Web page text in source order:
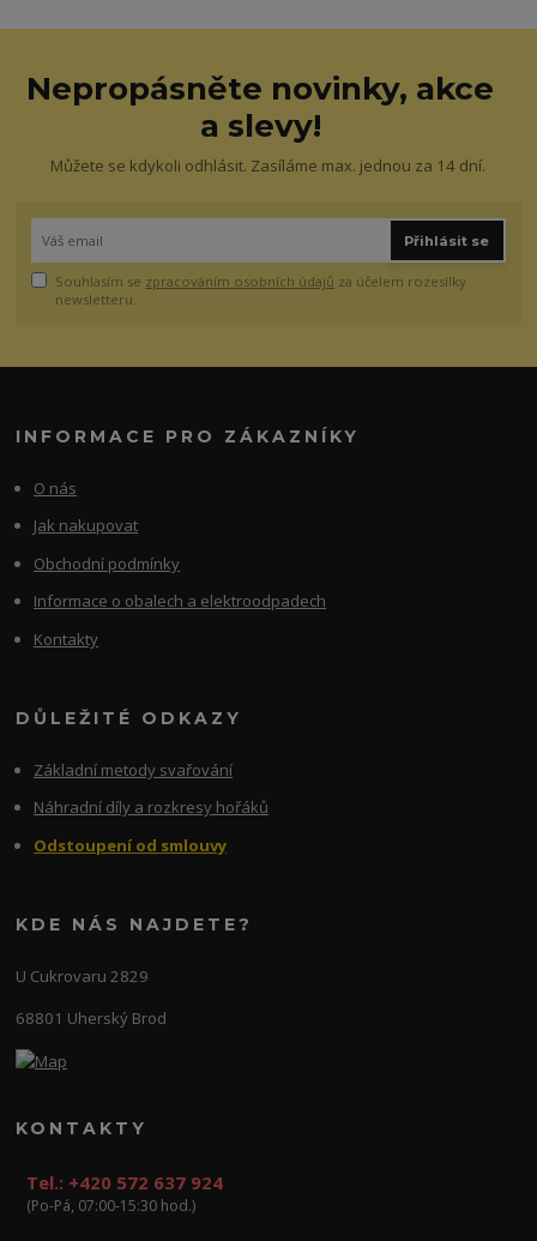
Nepropásněte novinky, akce
a slevy!
Můžete se kdykoli odhlásit. Zasíláme max. jednou za 14 dní.
Přihlásit se
Souhlasím se zpracováním osobních údajů za účelem rozesílky
newsletteru.
INFORMACE PRO ZÁKAZNÍKY
O nás
Jak nakupovat
Obchodní podmínky
Informace o obalech a elektroodpadech
Kontakty
DŮLEŽITÉ ODKAZY
Základní metody svařování
Náhradní díly a rozkresy hořáků
Odstoupení od smlouvy
KDE NÁS NAJDETE?
U Cukrovaru 2829
68801 Uherský Brod
KONTAKTY
Tel.: +420 572 637 924
(Po-Pá, 07:00-15:30 hod.)